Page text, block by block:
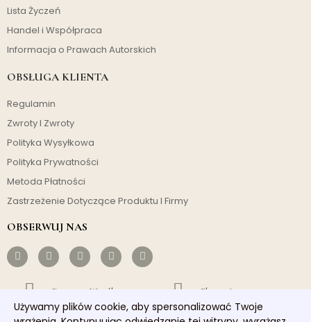
Lista Życzeń
Handel i Współpraca
Informacja o Prawach Autorskich
OBSŁUGA KLIENTA
Regulamin
Zwroty I Zwroty
Polityka Wysyłkowa
Polityka Prywatności
Metoda Płatności
Zastrzeżenie Dotyczące Produktu I Firmy
OBSERWUJ NAS
Darmowa Wysyłka Ekonomiczny
Używamy plików cookie, aby spersonalizować Twoje